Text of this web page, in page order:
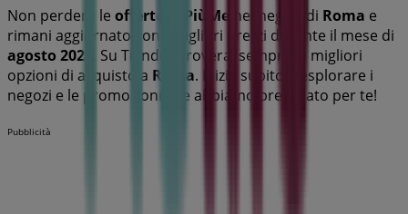
Non perdere le offerte PiùMe nei negozi di Roma e
rimani aggiornato con i migliori prezzi durante il mese di
agosto 2026
. Su Tiendeo troverai sempre le migliori
opzioni di acquisto a Roma. Inizia subito a esplorare i
negozi e le promozioni che abbiamo preparato per te!
Pubblicità